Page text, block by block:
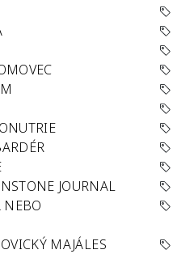
JOURNAL
NEBO
MAJÁLES